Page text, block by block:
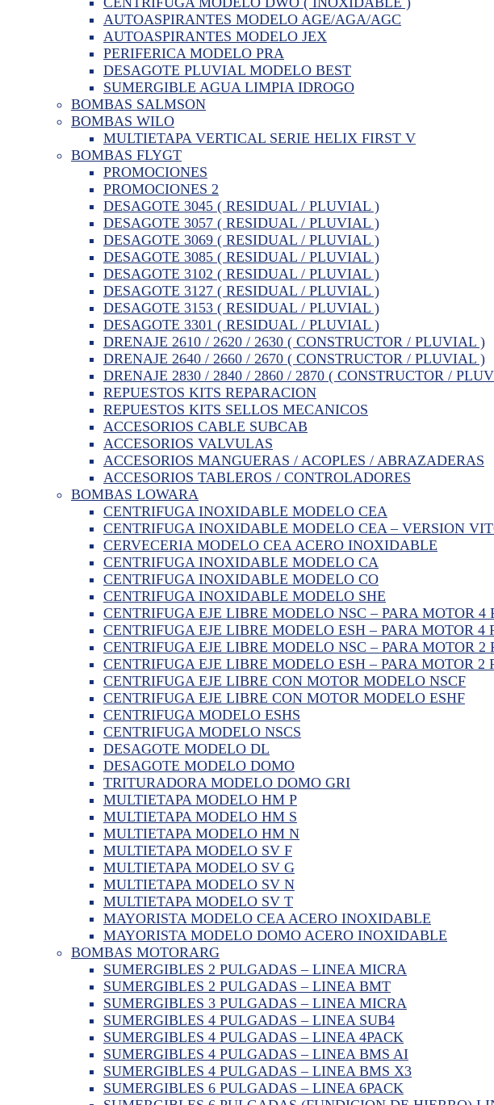
AUTOASPIRANTES MODELO AGE/AGA/AGC
AUTOASPIRANTES MODELO JEX
PERIFERICA MODELO PRA
DESAGOTE PLUVIAL MODELO BEST
SUMERGIBLE AGUA LIMPIA IDROGO
BOMBAS SALMSON
BOMBAS WILO
MULTIETAPA VERTICAL SERIE HELIX FIRST V
BOMBAS FLYGT
PROMOCIONES
PROMOCIONES 2
DESAGOTE 3045 ( RESIDUAL / PLUVIAL )
DESAGOTE 3057 ( RESIDUAL / PLUVIAL )
DESAGOTE 3069 ( RESIDUAL / PLUVIAL )
DESAGOTE 3085 ( RESIDUAL / PLUVIAL )
DESAGOTE 3102 ( RESIDUAL / PLUVIAL )
DESAGOTE 3127 ( RESIDUAL / PLUVIAL )
DESAGOTE 3153 ( RESIDUAL / PLUVIAL )
DESAGOTE 3301 ( RESIDUAL / PLUVIAL )
DRENAJE 2610 / 2620 / 2630 ( CONSTRUCTOR / PLUVIAL )
DRENAJE 2640 / 2660 / 2670 ( CONSTRUCTOR / PLUVIAL )
DRENAJE 2830 / 2840 / 2860 / 2870 ( CONSTRUCTOR /
REPUESTOS KITS REPARACION
REPUESTOS KITS SELLOS MECANICOS
ACCESORIOS CABLE SUBCAB
ACCESORIOS VALVULAS
ACCESORIOS MANGUERAS / ACOPLES / ABRAZADERAS
ACCESORIOS TABLEROS / CONTROLADORES
BOMBAS LOWARA
CENTRIFUGA INOXIDABLE MODELO CEA
CENTRIFUGA INOXIDABLE MODELO CEA – VERSION
CERVECERIA MODELO CEA ACERO INOXIDABLE
CENTRIFUGA INOXIDABLE MODELO CA
CENTRIFUGA INOXIDABLE MODELO CO
CENTRIFUGA INOXIDABLE MODELO SHE
CENTRIFUGA EJE LIBRE MODELO NSC – PARA MOTOR 4
CENTRIFUGA EJE LIBRE MODELO ESH – PARA MOTOR 4
CENTRIFUGA EJE LIBRE MODELO NSC – PARA MOTOR 2
CENTRIFUGA EJE LIBRE MODELO ESH – PARA MOTOR 2
CENTRIFUGA EJE LIBRE CON MOTOR MODELO NSCF
CENTRIFUGA EJE LIBRE CON MOTOR MODELO ESHF
CENTRIFUGA MODELO ESHS
CENTRIFUGA MODELO NSCS
DESAGOTE MODELO DL
DESAGOTE MODELO DOMO
TRITURADORA MODELO DOMO GRI
MULTIETAPA MODELO HM P
MULTIETAPA MODELO HM S
MULTIETAPA MODELO HM N
MULTIETAPA MODELO SV F
MULTIETAPA MODELO SV G
MULTIETAPA MODELO SV N
MULTIETAPA MODELO SV T
MAYORISTA MODELO CEA ACERO INOXIDABLE
MAYORISTA MODELO DOMO ACERO INOXIDABLE
BOMBAS MOTORARG
SUMERGIBLES 2 PULGADAS – LINEA MICRA
SUMERGIBLES 2 PULGADAS – LINEA BMT
SUMERGIBLES 3 PULGADAS – LINEA MICRA
SUMERGIBLES 4 PULGADAS – LINEA SUB4
SUMERGIBLES 4 PULGADAS – LINEA 4PACK
SUMERGIBLES 4 PULGADAS – LINEA BMS AI
SUMERGIBLES 4 PULGADAS – LINEA BMS X3
SUMERGIBLES 6 PULGADAS – LINEA 6PACK